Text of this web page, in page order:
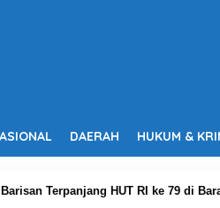
DAERAH HUKUM &
Terpanjang HUT RI ke 79 di